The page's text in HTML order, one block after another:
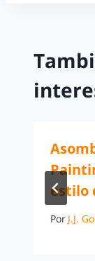
estilo
Por J.J.